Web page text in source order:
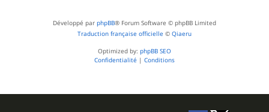
Développé par phpBB® Forum Software © phpBB Limited
Traduction française officielle © Qiaeru
Optimized by: phpBB SEO
Confidentialité | Conditions